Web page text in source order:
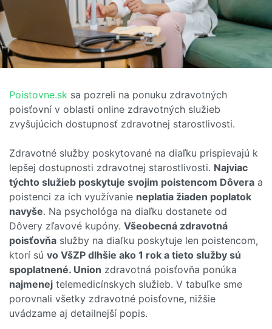
Poistovne.sk sa pozreli na ponuku zdravotných
poisťovní v oblasti online zdravotných služieb
zvyšujúcich dostupnosť zdravotnej starostlivosti.
Zdravotné služby poskytované na diaľku prispievajú k
lepšej dostupnosti zdravotnej starostlivosti. Najviac
týchto služieb poskytuje svojim poistencom Dôvera a
poistenci za ich využívanie neplatia žiaden poplatok
navyše. Na psychológa na diaľku dostanete od
Dôvery zľavové kupóny. Všeobecná zdravotná
poisťovňa služby na diaľku poskytuje len poistencom,
ktorí sú vo VšZP dlhšie ako 1 rok a tieto služby sú
spoplatnené. Union zdravotná poisťovňa ponúka
najmenej telemedicínskych služieb. V tabuľke sme
porovnali všetky zdravotné poisťovne, nižšie
uvádzame aj detailnejší popis.